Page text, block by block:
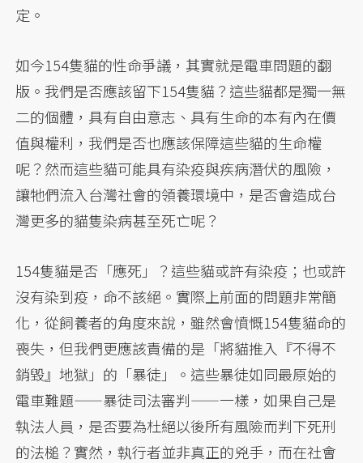
定。
如今154隻貓的性命爭議，其實就是電車問題的翻
版。我們是否應該留下154隻貓？這些貓都是獨一無
二的個體，具有自由意志、具有生命的本有內在價
值與權利，我們是否也應該保障這些貓的生命權
呢？然而這些貓可能具有染疫與疾病潛伏的風險，
讓牠們流入台灣社會的領養環境中，是否會造成台
灣更多的貓隻染病甚至死亡呢？
154隻貓是否「應死」？這些貓或許有染疫；也或許
沒有染到疫，命不該絕。實際上前面的問題非常簡
化，從飼養者的角度來說，雖然會憤慨154隻貓命的
喪失，但我們更應該責備的是「將貓推入『不得不
銷毀』地獄」的「暴徒」。這些暴徒如同最原始的
電車難題——暴徒司法審判——一樣，如果自己是
執法人員，是否要為杜絕以後所有風險而判下死刑
的法槌？實然，執行者並非真正的兇手，而在社會